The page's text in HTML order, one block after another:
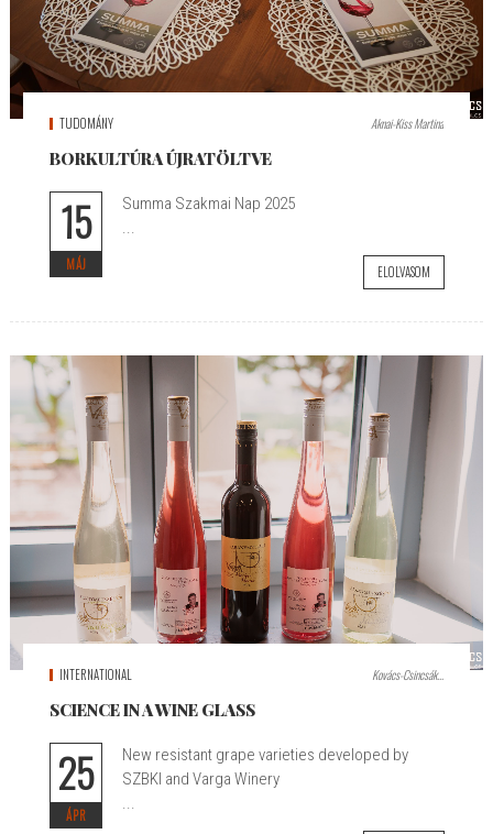
TUDOMÁNY Aknai-Kiss Martina
BORKULTÚRA ÚJRATÖLTVE
15
MÁJ
Summa Szakmai Nap 2025
...
ELOLVASOM
INTERNATIONAL Kovács-Csincsák...
SCIENCE IN A WINE GLASS
25
ÁPR
New resistant grape varieties developed by
SZBKI and Varga Winery
...